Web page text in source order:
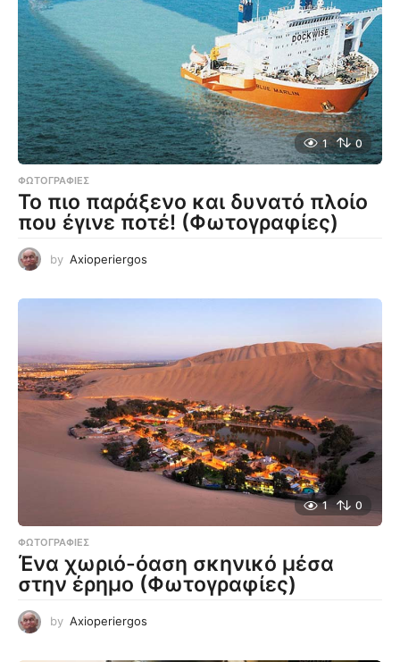
1 0
ΦΩΤΟΓΡΑΦΊΕΣ
Το πιο παράξενο και δυνατό πλοίο
που έγινε ποτέ! (Φωτογραφίες)
by Axioperiergos
1 0
ΦΩΤΟΓΡΑΦΊΕΣ
Ένα χωριό-όαση σκηνικό μέσα
στην έρημο (Φωτογραφίες)
by Axioperiergos